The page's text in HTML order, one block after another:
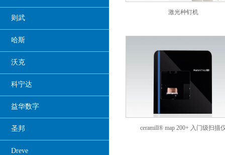
则武
哈斯
沃克
科宁达
益华数字
圣邦
Dreve
激光种钉机
ceramill® map 200+ 入门级扫描